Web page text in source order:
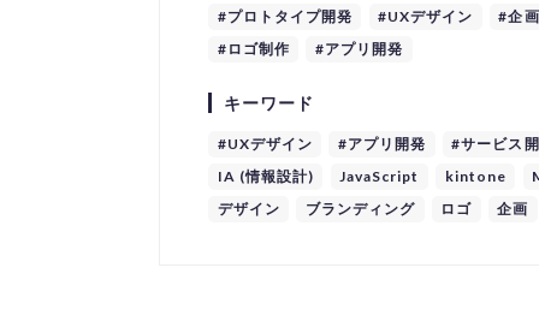
#プロトタイプ開発 #UXデザイン
#企
#ロゴ制作
#アプリ開発
キーワード
#UXデザイン #アプリ開発
#サービス
IA (情報設計)
JavaScript kintone
デザイン
ブランディング ロゴ 企画